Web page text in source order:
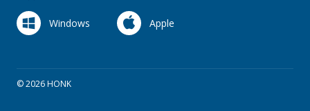
Windows Apple
© 2026 HONK